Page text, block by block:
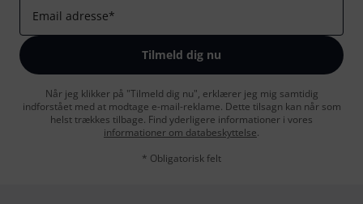
Email adresse*
Tilmeld dig nu
Når jeg klikker på "Tilmeld dig nu", erklærer jeg mig samtidig
indforstået med at modtage e-mail-reklame. Dette tilsagn kan når som
helst trækkes tilbage. Find yderligere informationer i vores
informationer om databeskyttelse.
* Obligatorisk felt